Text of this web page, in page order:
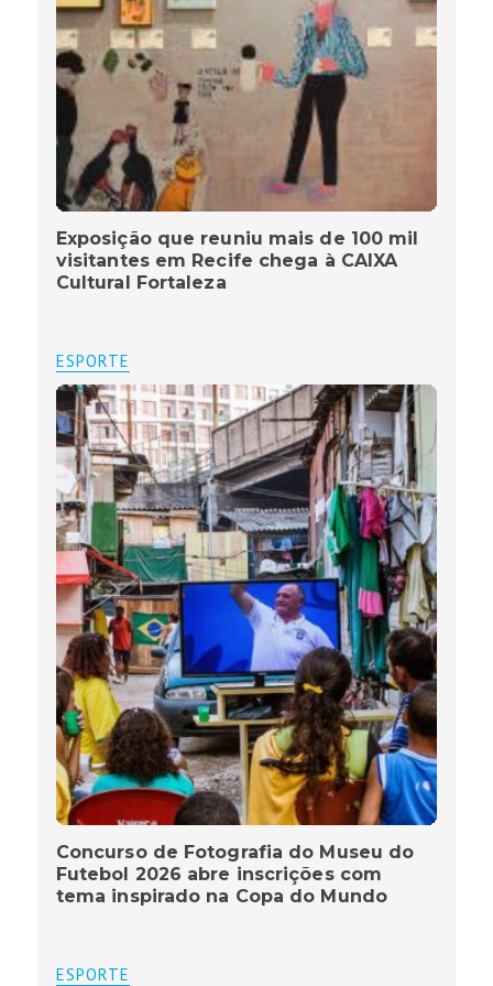
Exposição que reuniu mais de 100 mil
visitantes em Recife chega à CAIXA
Cultural Fortaleza
ESPORTE
Concurso de Fotografia do Museu do
Futebol 2026 abre inscrições com
tema inspirado na Copa do Mundo
ESPORTE